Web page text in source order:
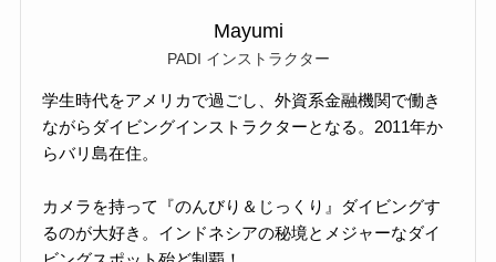
Mayumi
PADI インストラクター
学生時代をアメリカで過ごし、外資系金融機関で働き
ながらダイビングインストラクターとなる。2011年か
らバリ島在住。
カメラを持って『のんびり＆じっくり』ダイビングす
るのが大好き。インドネシアの秘境とメジャーなダイ